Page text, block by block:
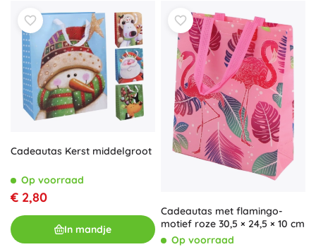
Cadeautas Kerst middelgroot
Op voorraad
€ 2,80
In mandje
Cadeautas met flamingo-
motief roze 30,5 × 24,5 × 10 cm
Op voorraad